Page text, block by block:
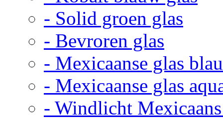
- Solid groen glas
- Bevroren glas
- Mexicaanse glas
- Mexicaanse glas
- Windlicht